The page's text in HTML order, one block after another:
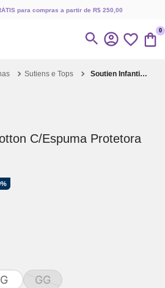
para compras a partir de R$ 250,00
0
Sutiens e Tops Soutien Infantil Cotton C/Espuma Protetora Removível Preto
C/Espuma Protetora
G GG